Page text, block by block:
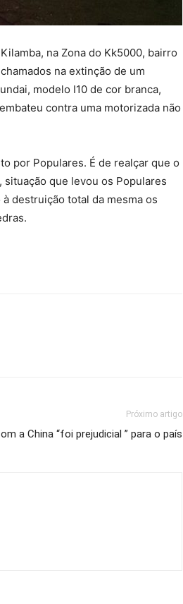
na Zona do Kk5000, bairro
na extinção de um
modelo I10 de cor branca,
contra uma motorizada não
por Populares. É de realçar que o
que levou os Populares
destruição total da mesma os
Próximo artigo
a China “foi prejudicial ” para o país